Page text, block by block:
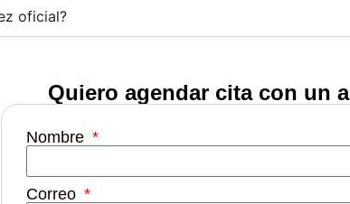
oficial?
Quiero agendar cita con un
Nombre
Correo